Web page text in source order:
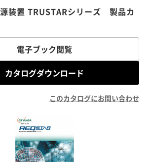
装置 TRUSTARシリーズ 製品カ
電子ブック閲覧
カタログダウンロード
このカタログにお問い合わせ